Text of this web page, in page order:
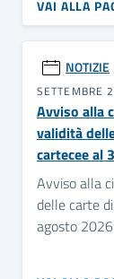
VAI ALLA
NOTIZIE
SETTEMBRE
Avviso alla
validità
cartecee al
Avviso alla
delle carte
agosto 2026